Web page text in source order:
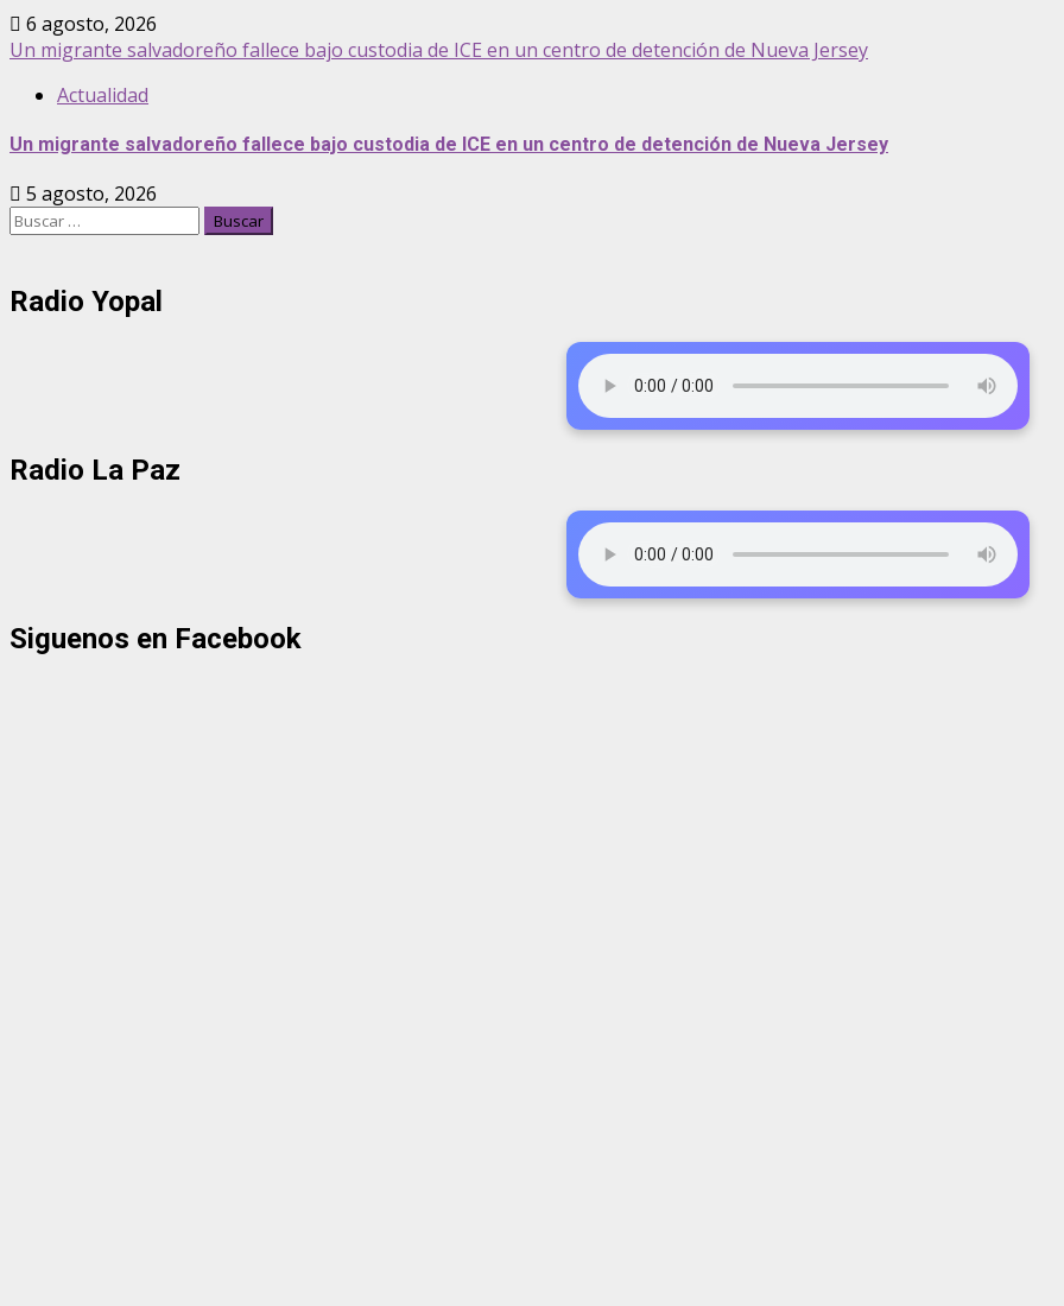
6 agosto, 2026
Un migrante salvadoreño fallece bajo custodia de ICE en un centro de detención de Nueva Jersey
Actualidad
Un migrante salvadoreño fallece bajo custodia de ICE en un centro de detención de Nueva Jersey
5 agosto, 2026
Buscar:
Radio Yopal
Radio La Paz
Siguenos en Facebook